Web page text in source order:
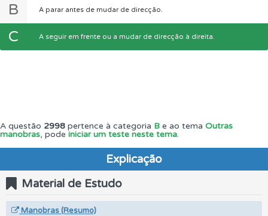
B A parar antes de mudar de direcção.
C A seguir em frente ou a mudar de direcção à direita.
A questão 2998 pertence à categoria B e ao tema Outras
manobras, pode iniciar um teste neste tema.
Explicação
Material de Estudo
Manobras (Resumo)